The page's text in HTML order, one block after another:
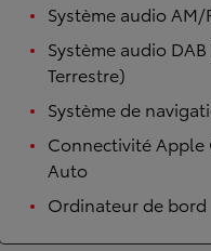
Système audio AM/
Système audio
Terrestre)
Système de
Connectivité Apple
Auto
Ordinateur de bord